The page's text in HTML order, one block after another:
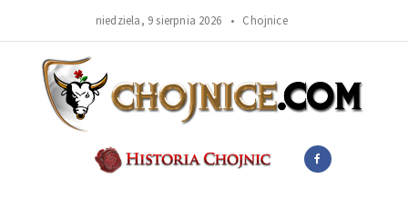
niedziela, 9 sierpnia 2026 • Chojnice